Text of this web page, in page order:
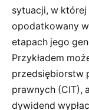
sytuacji, w
opodatkowany
etapach jego
Przykładem
przedsiębiorstw
prawnych (CIT),
dywidend